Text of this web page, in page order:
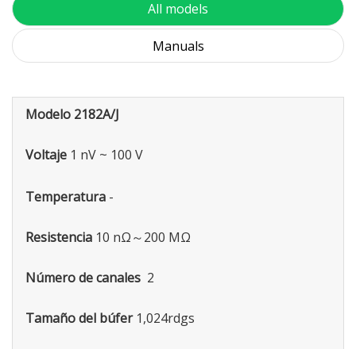
All models
Manuals
Modelo 2182A/J
Voltaje 1 nV ~ 100 V
Temperatura -
Resistencia 10 nΩ～200 MΩ
Número de canales 2
Tamaño del búfer 1,024rdgs